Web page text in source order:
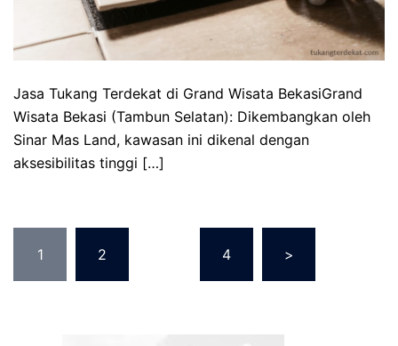
Jasa Tukang Terdekat di Grand Wisata BekasiGrand
Wisata Bekasi (Tambun Selatan): Dikembangkan oleh
Sinar Mas Land, kawasan ini dikenal dengan
aksesibilitas tinggi […]
pagination
1 2 4 >